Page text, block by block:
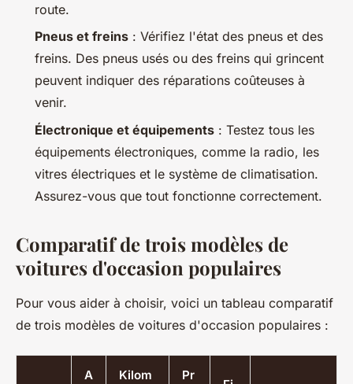
route.
Pneus et freins : Vérifiez l'état des pneus et des
freins. Des pneus usés ou des freins qui grincent
peuvent indiquer des réparations coûteuses à
venir.
Électronique et équipements : Testez tous les
équipements électroniques, comme la radio, les
vitres électriques et le système de climatisation.
Assurez-vous que tout fonctionne correctement.
Comparatif de trois modèles de
voitures d'occasion populaires
Pour vous aider à choisir, voici un tableau comparatif
de trois modèles de voitures d'occasion populaires :
A Kilom Pr